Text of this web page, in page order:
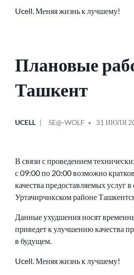
Ucell. Меняя жизнь к лучшему!
Плановые
Ташкент
В
UCELL
ОТ
SE@-WOLF 31 ИЮЛЯ
В связи с проведением
с 09:00 по 20:00 возможно
качества предоставляемых услуг
Уртачирчикском районе
Данные ухудшения носят
приведет к улучшению качества
в будущем.
Ucell. Меняя жизнь к лучшему!